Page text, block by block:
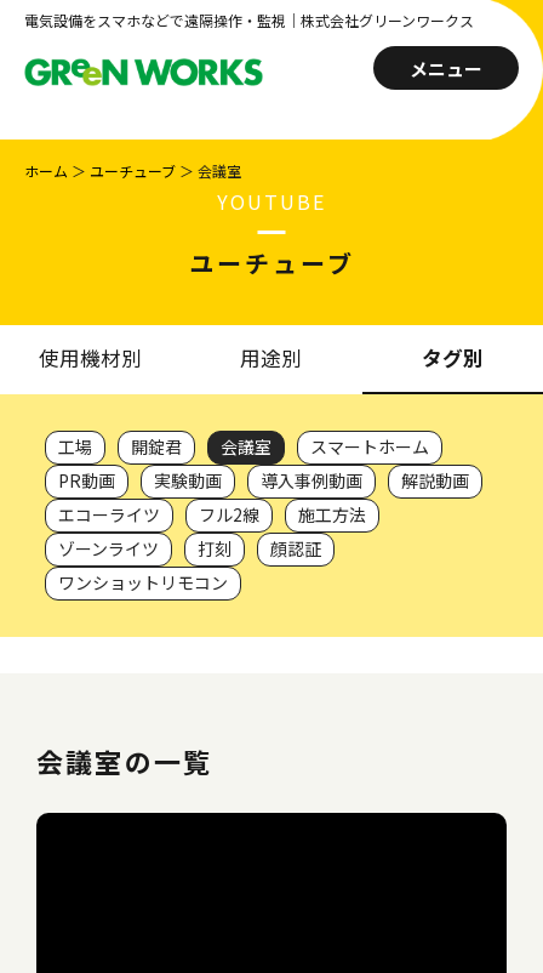
電気設備をスマホなどで遠隔操作・監視｜株式会社グリーンワークス
メニュー
ホーム ＞ ユーチューブ ＞ 会議室
YOUTUBE
ユーチューブ
使用機材別 用途別 タグ別
工場 開錠君 会議室
スマートホーム
PR動画
実験動画 導入事例動画
解説動画
エコーライツ
フル2線
施工方法
ゾーンライツ
打刻
顔認証
ワンショットリモコン
会議室の一覧